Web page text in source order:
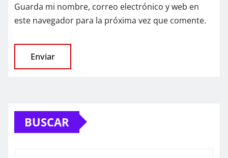
Guarda mi nombre, correo electrónico y web en
este navegador para la próxima vez que comente.
BUSCAR